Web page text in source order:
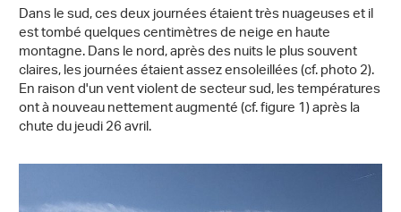
Dans le sud, ces deux journées étaient très nuageuses et il
est tombé quelques centimètres de neige en haute
montagne. Dans le nord, après des nuits le plus souvent
claires, les journées étaient assez ensoleillées (cf. photo 2).
En raison d'un vent violent de secteur sud, les températures
ont à nouveau nettement augmenté (cf. figure 1) après la
chute du jeudi 26 avril.